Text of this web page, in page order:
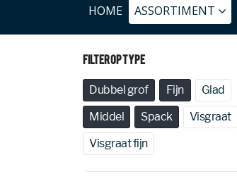
HOME ASSORTIMENT
Filter Op Type
Dubbel grof Fijn
Glad
Middel
Spack
Visgraat
Visgraat fijn